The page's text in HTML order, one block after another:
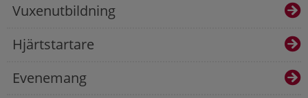
Vuxenutbildning
Hjärtstartare
Evenemang